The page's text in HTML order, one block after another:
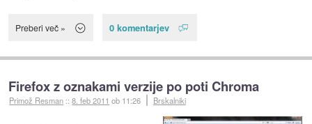
Preberi več » 0 komentarjev
Firefox z oznakami verzije po poti Chroma
Primož Resman ::8. feb 2011 ob 11:26 Brskalniki